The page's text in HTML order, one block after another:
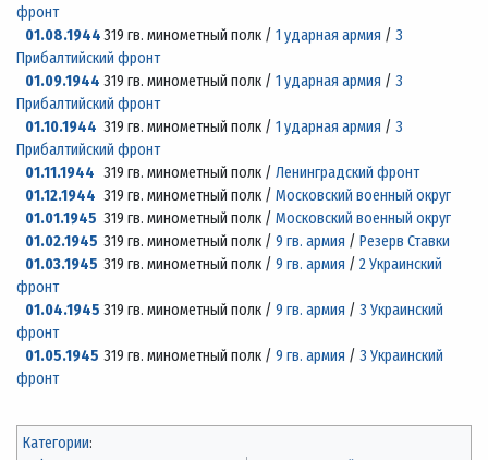
фронт
01.08.1944319 гв. минометный полк /1 ударная армия /3
Прибалтийский фронт
01.09.1944319 гв. минометный полк /1 ударная армия /3
Прибалтийский фронт
01.10.1944319 гв. минометный полк /1 ударная армия /3
Прибалтийский фронт
01.11.1944 319 гв. минометный полк /Ленинградский фронт
01.12.1944319 гв. минометный полк /Московский военный округ
01.01.1945319 гв. минометный полк /Московский военный округ
01.02.1945319 гв. минометный полк /9 гв. армия /Резерв Ставки
01.03.1945319 гв. минометный полк /9 гв. армия /2 Украинский
фронт
01.04.1945319 гв. минометный полк /9 гв. армия /3 Украинский
фронт
01.05.1945319 гв. минометный полк /9 гв. армия /3 Украинский
фронт
Категории: